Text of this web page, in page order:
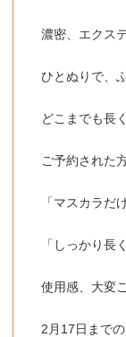
濃密、エクス
ひとぬりで、
どこまでも長
ご予約された
「マスカラだ
「しっかり長
使用感、大変
2月17日までの